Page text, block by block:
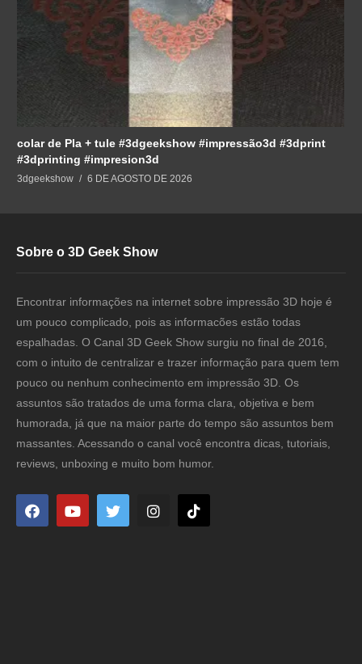
colar de Pla + tule #3dgeekshow #impressão3d #3dprint
#3dprinting #impresion3d
3dgeekshow 6 DE AGOSTO DE 2026
Sobre o 3D Geek Show
Encontrar informações na internet sobre impressão 3D hoje é
um pouco complicado, pois as informacões estão todas
espalhadas. O Canal 3D Geek Show surgiu no final de 2016,
com o intuito de centralizar e trazer informação para quem tem
pouco ou nenhum conhecimento em impressão 3D. Os
assuntos são tratados de uma forma clara, objetiva e bem
humorada, já que na maior parte do tempo são assuntos bem
massantes. Acessando o canal você encontra dicas, tutoriais,
reviews, unboxing e muito bom humor.